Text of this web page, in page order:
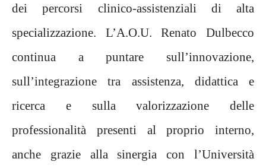
dei percorsi clinico-assistenziali di alta
specializzazione. L’A.O.U. Renato Dulbecco
continua a puntare sull’innovazione,
sull’integrazione tra assistenza, didattica e
ricerca e sulla valorizzazione delle
professionalità presenti al proprio interno,
anche grazie alla sinergia con l’Università